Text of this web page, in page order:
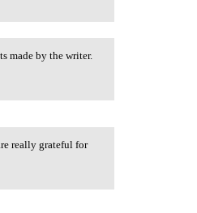
made by the writer.
really grateful for